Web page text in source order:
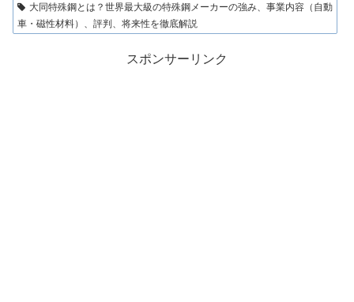
大同特殊鋼とは？世界最大級の特殊鋼メーカーの強み、事業内容（自動
車・磁性材料）、評判、将来性を徹底解説
スポンサーリンク